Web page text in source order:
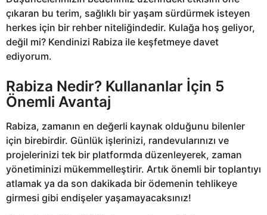
çıkaran bu terim, sağlıklı bir yaşam sürdürmek isteyen
herkes için bir rehber niteliğindedir. Kulağa hoş geliyor,
değil mi? Kendinizi Rabiza ile keşfetmeye davet
ediyorum.
Rabiza Nedir? Kullananlar İçin 5
Önemli Avantaj
Rabiza, zamanın en değerli kaynak olduğunu bilenler
için birebirdir. Günlük işlerinizi, randevularınızı ve
projelerinizi tek bir platformda düzenleyerek, zaman
yönetiminizi mükemmelleştirir. Artık önemli bir toplantıyı
atlamak ya da son dakikada bir ödemenin tehlikeye
girmesi gibi endişeler yaşamayacaksınız!